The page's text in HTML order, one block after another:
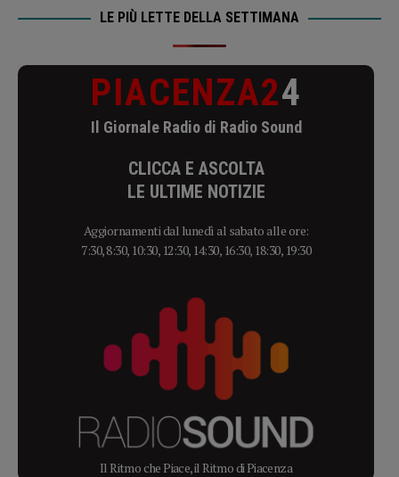
LE PIÙ LETTE DELLA SETTIMANA
PIACENZA24
Il Giornale Radio di Radio Sound
CLICCA E ASCOLTA
LE ULTIME NOTIZIE
Aggiornamenti dal lunedì al sabato alle ore:
7:30, 8:30, 10:30, 12:30, 14:30, 16:30, 18:30, 19:30
Il Ritmo che Piace, il Ritmo di Piacenza